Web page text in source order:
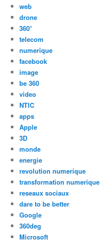
web
drone
360°
telecom
numerique
facebook
image
be 360
video
NTIC
apps
Apple
3D
monde
energie
revolution numerique
transformation numerique
reseaux sociaux
dare to be better
Google
360deg
Microsoft